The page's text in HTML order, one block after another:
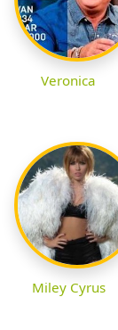
Veronica
Miley Cyrus